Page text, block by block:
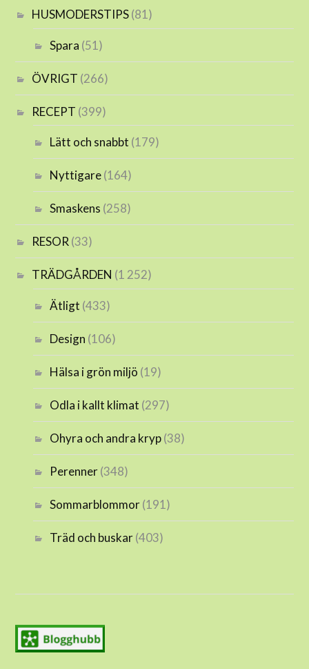
HUSMODERSTIPS(81)
Spara (51)
ÖVRIGT (266)
RECEPT (399)
Lätt och snabbt (179)
Nyttigare(164)
Smaskens (258)
RESOR(33)
TRÄDGÅRDEN (1 252)
Ätligt (433)
Design (106)
Hälsa i grön miljö (19)
Odla i kallt klimat (297)
Ohyra och andra kryp(38)
Perenner(348)
Sommarblommor(191)
Träd och buskar(403)